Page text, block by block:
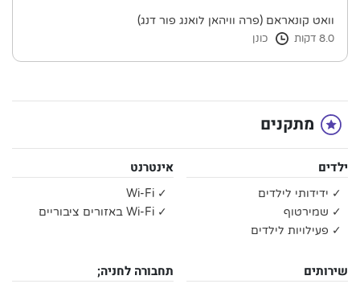
וואט קונאראם (פרה וויהאן לואנג פור דנג)
8.0 דקות כונן
מתקנים
ילדים
✓ ידידותי לילדים
✓ שמירטוף
✓ פעילויות לילדים
אינטרנט
✓ Wi-Fi
✓ Wi-Fi באזורים ציבוריים
שירותים תחבורה לחניה;